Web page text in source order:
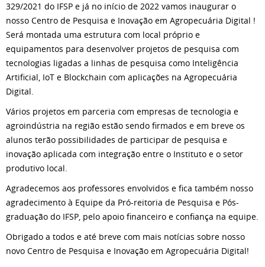
329/2021 do IFSP e já no início de 2022 vamos inaugurar o
nosso Centro de Pesquisa e Inovação em Agropecuária Digital !
Será montada uma estrutura com local próprio e
equipamentos para desenvolver projetos de pesquisa com
tecnologias ligadas a linhas de pesquisa como Inteligência
Artificial, IoT e Blockchain com aplicações na Agropecuária
Digital.
Vários projetos em parceria com empresas de tecnologia e
agroindústria na região estão sendo firmados e em breve os
alunos terão possibilidades de participar de pesquisa e
inovação aplicada com integração entre o Instituto e o setor
produtivo local.
Agradecemos aos professores envolvidos e fica também nosso
agradecimento à Equipe da Pró-reitoria de Pesquisa e Pós-
graduação do IFSP, pelo apoio financeiro e confiança na equipe.
Obrigado a todos e até breve com mais notícias sobre nosso
novo Centro de Pesquisa e Inovação em Agropecuária Digital!